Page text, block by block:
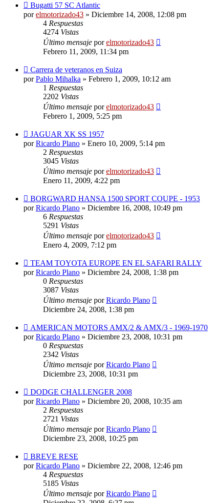
Bugatti 57 SC Atlantic
porelmotorizado43 » Diciembre 14, 2008, 12:08 pm
4 Respuestas
4274 Vistas
Último mensaje porelmotorizado43
Febrero 11, 2009, 11:34 pm
Carrera de veteranos en Suiza
porPablo Mihalka » Febrero 1, 2009, 10:12 am
1 Respuestas
2202 Vistas
Último mensaje porelmotorizado43
Febrero 1, 2009, 5:25 pm
JAGUAR XK SS 1957
porRicardo Plano » Enero 10, 2009, 5:14 pm
2 Respuestas
3045 Vistas
Último mensaje porelmotorizado43
Enero 11, 2009, 4:22 pm
BORGWARD HANSA 1500 SPORT COUPE - 1953
porRicardo Plano » Diciembre 16, 2008, 10:49 pm
6 Respuestas
5291 Vistas
Último mensaje porelmotorizado43
Enero 4, 2009, 7:12 pm
TEAM TOYOTA EUROPE EN EL SAFARI RALLY
porRicardo Plano » Diciembre 24, 2008, 1:38 pm
0 Respuestas
3087 Vistas
Último mensaje porRicardo Plano
Diciembre 24, 2008, 1:38 pm
AMERICAN MOTORS AMX/2 & AMX/3 - 1969-1970
porRicardo Plano » Diciembre 23, 2008, 10:31 pm
0 Respuestas
2342 Vistas
Último mensaje porRicardo Plano
Diciembre 23, 2008, 10:31 pm
DODGE CHALLENGER 2008
porRicardo Plano » Diciembre 20, 2008, 10:35 am
2 Respuestas
2721 Vistas
Último mensaje porRicardo Plano
Diciembre 23, 2008, 10:25 pm
BREVE RESE
porRicardo Plano » Diciembre 22, 2008, 12:46 pm
4 Respuestas
5185 Vistas
Último mensaje porRicardo Plano